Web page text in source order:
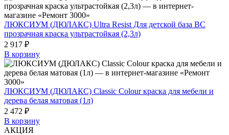
ЛЮКСИУМ (ДЮЛАКС) Ultra Resist Для детской база BC
прозрачная краска ультрастойкая (2,3л)
2 917 ₽
В корзину
ЛЮКСИУМ (ДЮЛАКС) Classic Colour краска для мебели и
дерева белая матовая (1л)
2 472 ₽
В корзину
АКЦИЯ